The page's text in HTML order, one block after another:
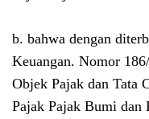
b. bahwa dengan
Keuangan. Nomor
Objek Pajak dan Tata
Pajak Pajak Bumi dan